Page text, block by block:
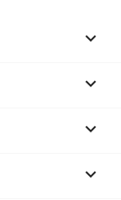



keyboard_arrow_down